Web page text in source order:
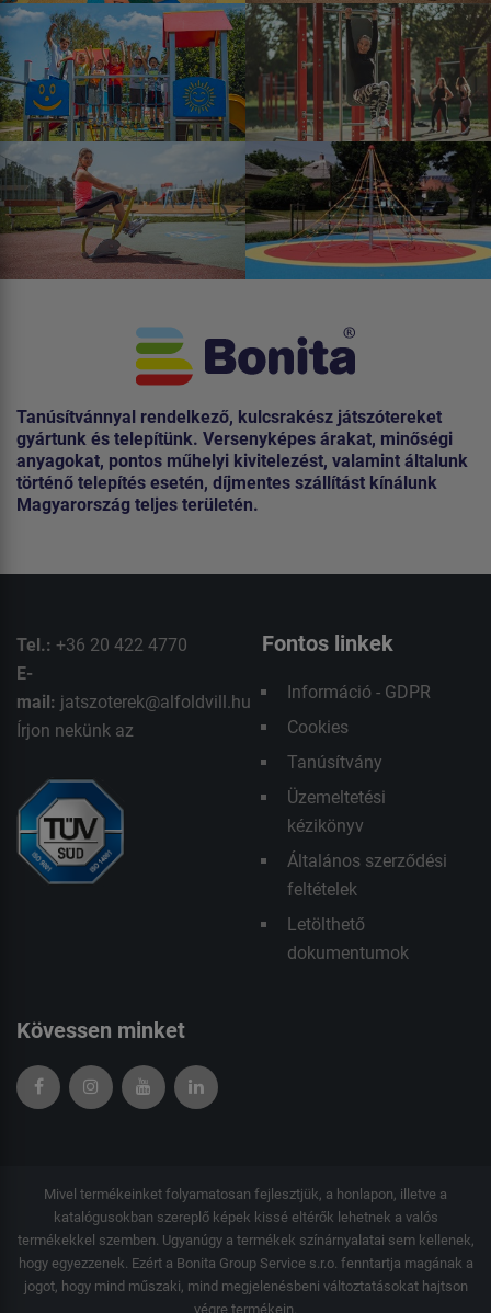
Tanúsítvánnyal rendelkező, kulcsrakész játszótereket
gyártunk és telepítünk. Versenyképes árakat, minőségi
anyagokat, pontos műhelyi kivitelezést, valamint általunk
történő telepítés esetén, díjmentes szállítást kínálunk
Magyarország teljes területén.
Tel.: +36 20 422 4770
E-
mail: jatszoterek@alfoldvill.hu
Írjon nekünk az
Fontos linkek
Információ - GDPR
Cookies
Tanúsítvány
Üzemeltetési
kézikönyv
Általános szerződési
feltételek
Letölthető
dokumentumok
Kövessen minket
Mivel termékeinket folyamatosan fejlesztjük, a honlapon, illetve a
katalógusokban szereplő képek kissé eltérők lehetnek a valós
termékekkel szemben. Ugyanúgy a termékek színárnyalatai sem kellenek,
hogy egyezzenek. Ezért a Bonita Group Service s.r.o. fenntartja magának a
jogot, hogy mind műszaki, mind megjelenésbeni változtatásokat hajtson
végre termékein.